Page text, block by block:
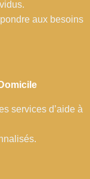
aux besoins
services d’aide à